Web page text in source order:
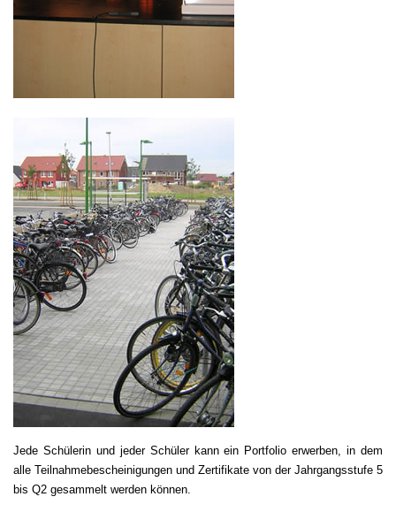
Jede Schülerin und jeder Schüler kann ein Portfolio erwerben, in dem
alle Teilnahmebescheinigungen und Zertifikate von der Jahrgangsstufe 5
bis Q2 gesammelt werden können.